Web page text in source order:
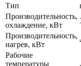
Тип
Производительность,
охлаждение, кВт
Производительность,
нагрев, кВт
Рабочие
температуры